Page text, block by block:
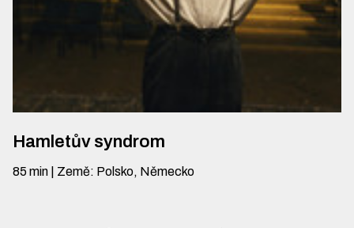
Hamletův syndrom
85 min Země: Polsko, Německo